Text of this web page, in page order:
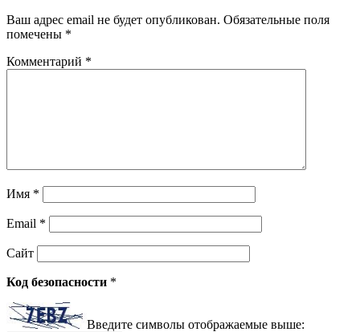
Ваш адрес email не будет опубликован. Обязательные поля
помечены *
Комментарий *
Имя *
Email *
Сайт
Код безопасности *
Введите символы отображаемые выше: